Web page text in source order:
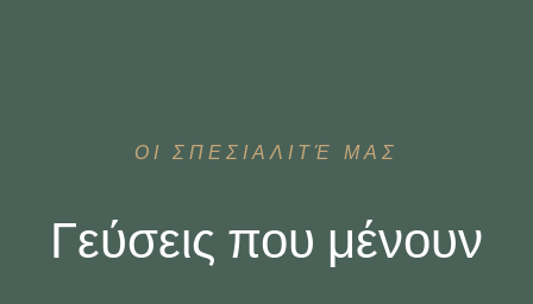
ΟΙ ΣΠΕΣΙΑΛΙΤΈ ΜΑΣ
Γεύσεις που μένουν